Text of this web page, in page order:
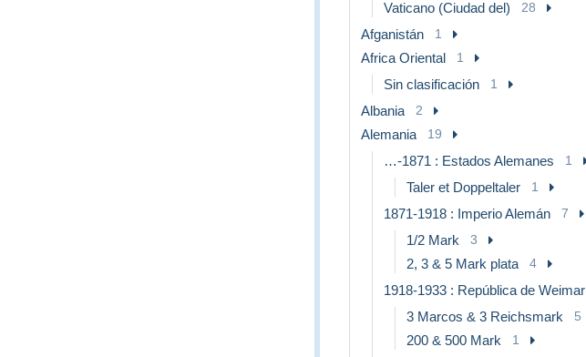
Vaticano (Ciudad del) 28
Afganistán 1
Africa Oriental 1
Sin clasificación 1
Albania 2
Alemania 19
…-1871 : Estados Alemanes 1
Taler et Doppeltaler 1
1871-1918 : Imperio Alemán 7
1/2 Mark 3
2, 3 & 5 Mark plata 4
1918-1933 : República de Weimar
3 Marcos & 3 Reichsmark 5
200 & 500 Mark 1